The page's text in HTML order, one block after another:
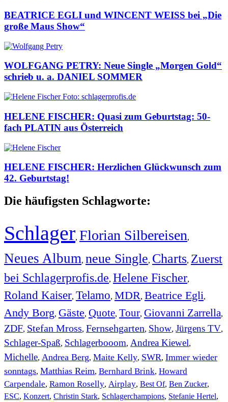
BEATRICE EGLI und WINCENT WEISS bei „Die
große Maus Show“
WOLFGANG PETRY: Neue Single „Morgen Gold“
schrieb u. a. DANIEL SOMMER
HELENE FISCHER: Quasi zum Geburtstag: 50-
fach PLATIN aus Österreich
HELENE FISCHER: Herzlichen Glückwunsch zum
42. Geburtstag!
Die häufigsten Schlagworte:
Schlager, Florian Silbereisen,
Neues Album, neue Single, Charts, Zuerst
bei Schlagerprofis.de, Helene Fischer,
Roland Kaiser, Telamo, MDR, Beatrice Egli,
Andy Borg, Gäste, Quote, Tour, Giovanni Zarrella,
ZDF, Stefan Mross, Fernsehgarten, Show, Jürgens TV,
Schlager-Spaß, Schlagerbooom, Andrea Kiewel,
Michelle, Andrea Berg, Maite Kelly, SWR, Immer wieder
sonntags, Matthias Reim, Bernhard Brink, Howard
Carpendale, Ramon Roselly, Airplay, Best Of, Ben Zucker,
ESC, Konzert, Christin Stark, Schlagerchampions, Stefanie Hertel,